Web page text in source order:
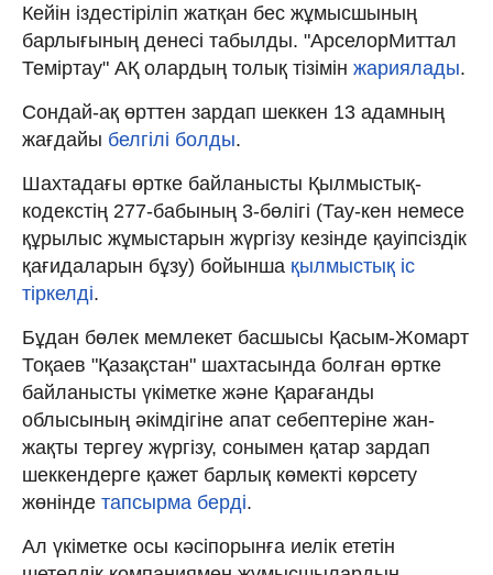
Кейін іздестіріліп жатқан бес жұмысшының
барлығының денесі табылды. "АрселорМиттал
Теміртау" АҚ олардың толық тізімін жариялады.
Сондай-ақ өрттен зардап шеккен 13 адамның
жағдайы белгілі болды.
Шахтадағы өртке байланысты Қылмыстық-
кодекстің 277-бабының 3-бөлігі (Тау-кен немесе
құрылыс жұмыстарын жүргiзу кезiнде қауiпсiздiк
қағидаларын бұзу) бойынша қылмыстық іс
тіркелді.
Бұдан бөлек мемлекет басшысы Қасым-Жомарт
Тоқаев "Қазақстан" шахтасында болған өртке
байланысты үкіметке және Қарағанды
облысының әкімдігіне апат себептеріне жан-
жақты тергеу жүргізу, сонымен қатар зардап
шеккендерге қажет барлық көмекті көрсету
жөнінде тапсырма берді.
Ал үкіметке осы кәсіпорынға иелік ететін